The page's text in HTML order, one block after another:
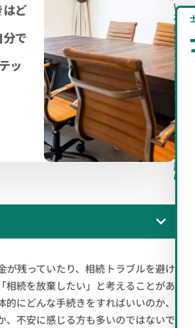
ど
分で
ッ
が残っていたり、相続トラブルを避け
相続を放棄したい」と考えることがあ
にどんな手続きをすればいいのか、
、不安に感じる方も多いのではないで
\
相
続
の
不
安、
専
家
に
ず
は
無
料
相
談
/